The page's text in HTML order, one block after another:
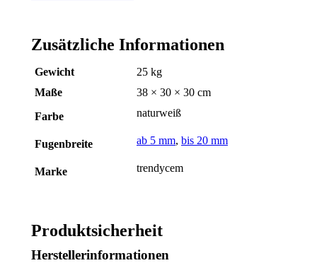
Zusätzliche Informationen
Gewicht
25 kg
Maße
38 × 30 × 30 cm
Farbe
naturweiß
Fugenbreite ab 5 mm, bis 20 mm
Marke trendycem
Produktsicherheit
Herstellerinformationen